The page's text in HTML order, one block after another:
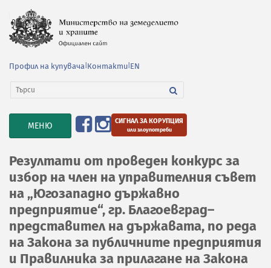
Профил на купувача Контакти EN
TOGGLE
NAVIGATION
МЕНЮ СИГНАЛ ЗА КОРУПЦИЯ
или злоупотреби
Резултати от проведен конкурс за
избор на член на управителния съвет
на „Югозападно държавно
предприятие“, гр. Благоевград–
представител на държавата, по реда
на Закона за публичните предприятия
и Правилника за прилагане на Закона